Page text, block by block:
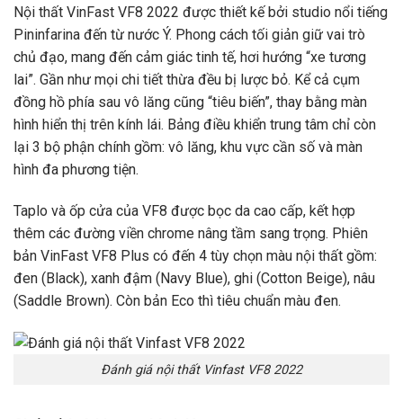
Nội thất VinFast VF8 2022 được thiết kế bởi studio nổi tiếng
Pininfarina đến từ nước Ý. Phong cách tối giản giữ vai trò
chủ đạo, mang đến cảm giác tinh tế, hơi hướng “xe tương
lai”. Gần như mọi chi tiết thừa đều bị lược bỏ. Kể cả cụm
đồng hồ phía sau vô lăng cũng “tiêu biến”, thay bằng màn
hình hiển thị trên kính lái. Bảng điều khiển trung tâm chỉ còn
lại 3 bộ phận chính gồm: vô lăng, khu vực cần số và màn
hình đa phương tiện.
Taplo và ốp cửa của VF8 được bọc da cao cấp, kết hợp
thêm các đường viền chrome nâng tầm sang trọng. Phiên
bản VinFast VF8 Plus có đến 4 tùy chọn màu nội thất gồm:
đen (Black), xanh đậm (Navy Blue), ghi (Cotton Beige), nâu
(Saddle Brown). Còn bản Eco thì tiêu chuẩn màu đen.
Đánh giá nội thất Vinfast VF8 2022